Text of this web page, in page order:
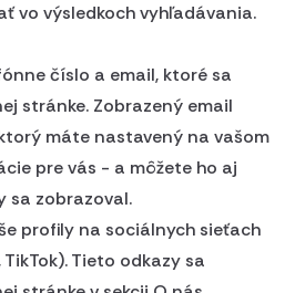
vo výsledkoch vyhľadávania.
číslo a email, ktoré sa
stránke. Zobrazený email
máte nastavený na vašom
pre vás - a môžete ho aj
sa zobrazoval.
profily na sociálnych sieťach
Tieto odkazy sa